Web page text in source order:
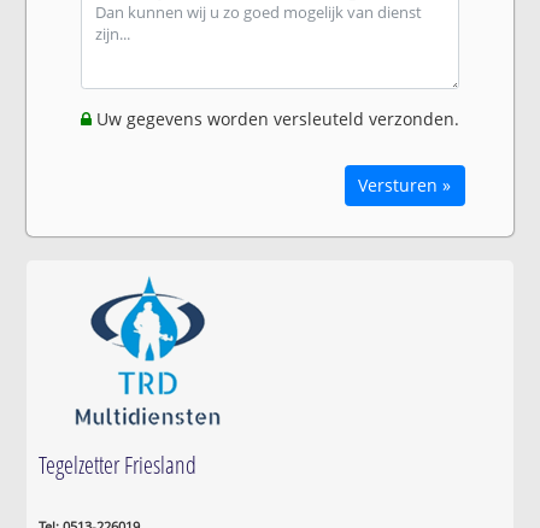
Uw gegevens worden versleuteld verzonden.
Versturen »
Tegelzetter Friesland